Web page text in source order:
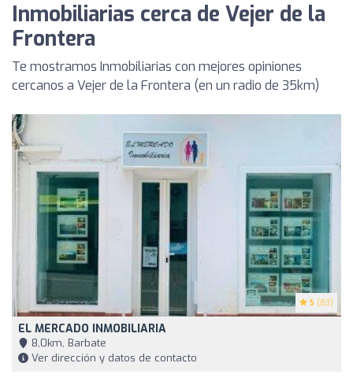
Inmobiliarias cerca de Vejer de la
Frontera
Te mostramos Inmobiliarias con mejores opiniones
cercanos a Vejer de la Frontera (en un radio de 35km)
5 (83)
EL MERCADO INMOBILIARIA
8,0km, Barbate
Ver dirección y datos de contacto